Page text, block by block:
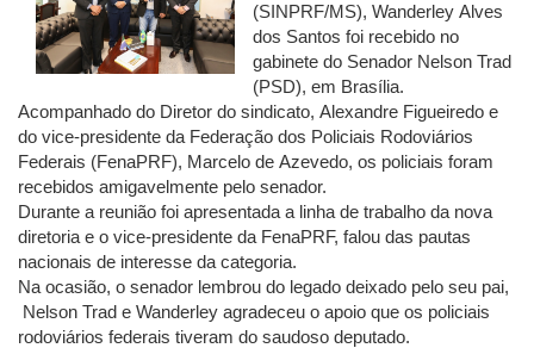
(SINPRF/MS), Wanderley Alves
dos Santos foi recebido no
gabinete do Senador Nelson Trad
(PSD), em Brasília.
Acompanhado do Diretor do sindicato, Alexandre Figueiredo e
do vice-presidente da Federação dos Policiais Rodoviários
Federais (FenaPRF), Marcelo de Azevedo, os policiais foram
recebidos amigavelmente pelo senador.
Durante a reunião foi apresentada a linha de trabalho da nova
diretoria e o vice-presidente da FenaPRF, falou das pautas
nacionais de interesse da categoria.
Na ocasião, o senador lembrou do legado deixado pelo seu pai,
Nelson Trad e Wanderley agradeceu o apoio que os policiais
rodoviários federais tiveram do saudoso deputado.